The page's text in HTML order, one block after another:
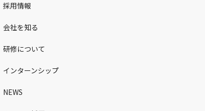
採用情報
会社を知る
研修について
インターンシップ
NEWS